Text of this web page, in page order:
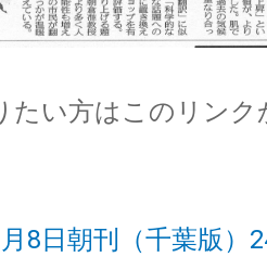
たい方はこのリンク
8日朝刊（千葉版）